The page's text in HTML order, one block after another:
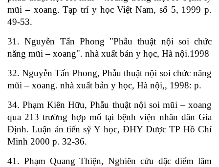
mũi – xoang. Tạp trí y học Việt Nam, số 5, 1999 p.
49-53.
31. Nguyễn Tấn Phong "Phẫu thuật nội soi chức
năng mũi – xoang". nhà xuất bản y học, Hà nội.1998
32. Nguyễn Tấn Phong, Phẫu thuật nội soi chức năng
mũi – xoang. nhà xuất bản y học, Hà nội,, 1998: p.
34. Phạm Kiên Hữu, Phẫu thuật nội soi mũi – xoang
qua 213 trường hợp mổ tại bệnh viện nhân dân Gia
Định. Luận án tiến sỹ Y học, ĐHY Dược TP Hồ Chí
Minh 2000 p. 32-36.
41. Phạm Quang Thiện, Nghiên cứu đặc điểm lâm